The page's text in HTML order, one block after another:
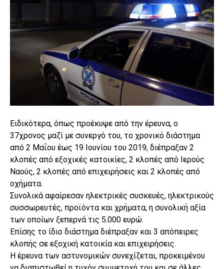
Ειδικότερα, όπως προέκυψε από την έρευνα, ο
37χρονος μαζί με συνεργό του, το χρονικό διάστημα
από 2 Μαΐου έως 19 Ιουνίου του 2019, διέπραξαν 2
κλοπές από εξοχικές κατοικίες, 2 κλοπές από Ιερούς
Ναούς, 2 κλοπές από επιχειρήσεις και 2 κλοπές από
οχήματα.
Συνολικά αφαίρεσαν ηλεκτρικές συσκευές, ηλεκτρικούς
συσσωρευτές, προϊόντα και χρήματα, η συνολική αξία
των οποίων ξεπερνά τις 5.000 ευρώ.
Επίσης το ίδιο διάστημα διέπραξαν και 3 απόπειρες
κλοπής σε εξοχική κατοικία και επιχειρήσεις.
Η έρευνα των αστυνομικών συνεχίζεται, προκειμένου